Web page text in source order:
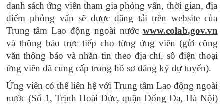
danh sách ứng viên tham gia phỏng vấn, thời gian, địa
điểm phỏng vấn sẽ được đăng tải trên website của
Trung tâm Lao động ngoài nước www.colab.gov.vn
và thông báo trực tiếp cho từng ứng viên (gửi công
văn thông báo và nhắn tin theo địa chỉ, số điện thoại
ứng viên đã cung cấp trong hồ sơ đăng ký dự tuyển).
Ứng viên có thể liên hệ với Trung tâm Lao động ngoài
nước (Số 1, Trịnh Hoài Đức, quận Đống Đa, Hà Nội)